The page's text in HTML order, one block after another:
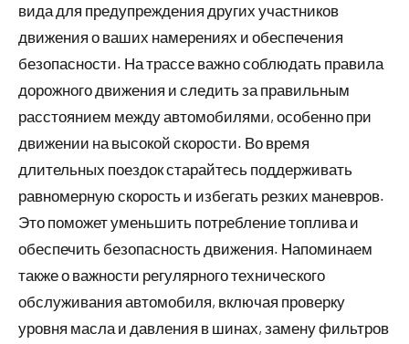
вида для предупреждения других участников
движения о ваших намерениях и обеспечения
безопасности. На трассе важно соблюдать правила
дорожного движения и следить за правильным
расстоянием между автомобилями, особенно при
движении на высокой скорости. Во время
длительных поездок старайтесь поддерживать
равномерную скорость и избегать резких маневров.
Это поможет уменьшить потребление топлива и
обеспечить безопасность движения. Напоминаем
также о важности регулярного технического
обслуживания автомобиля, включая проверку
уровня масла и давления в шинах, замену фильтров